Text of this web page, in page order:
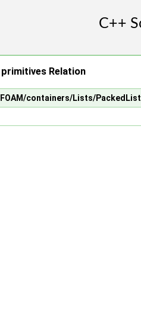
Relation
containers/Lists/PackedList